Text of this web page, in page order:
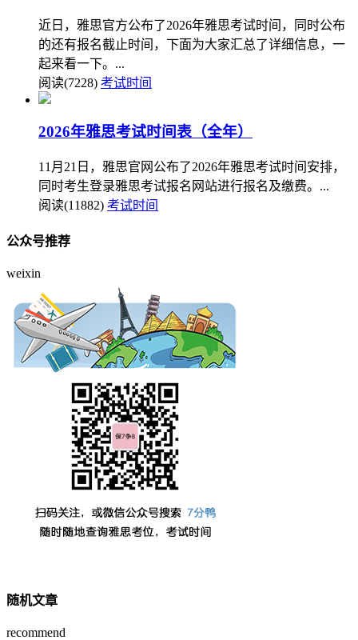
近日，雅思官方公布了2026年雅思考试时间，同时公布
的还有报名截止时间，下面为大家汇总了详细信息，一
起来看一下。...
阅读(7228) 考试时间
2026年雅思考试时间表（全年）
11月21日，雅思官网公布了2026年雅思考试时间安排，
同时考生登录雅思考试报名网站进行报名及缴费。...
阅读(11882) 考试时间
公众号推荐
weixin
随机文章
recommend